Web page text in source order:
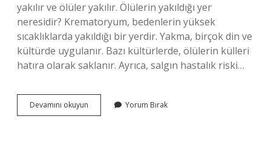
yakılır ve ölüler yakılır. Ölülerin yakıldığı yer
neresidir? Krematoryum, bedenlerin yüksek
sıcaklıklarda yakıldığı bir yerdir. Yakma, birçok din ve
kültürde uygulanır. Bazı kültürlerde, ölülerin külleri
hatıra olarak saklanır. Ayrıca, salgın hastalık riski…
Devamını okuyun
Ülkede
Yorum Bırak